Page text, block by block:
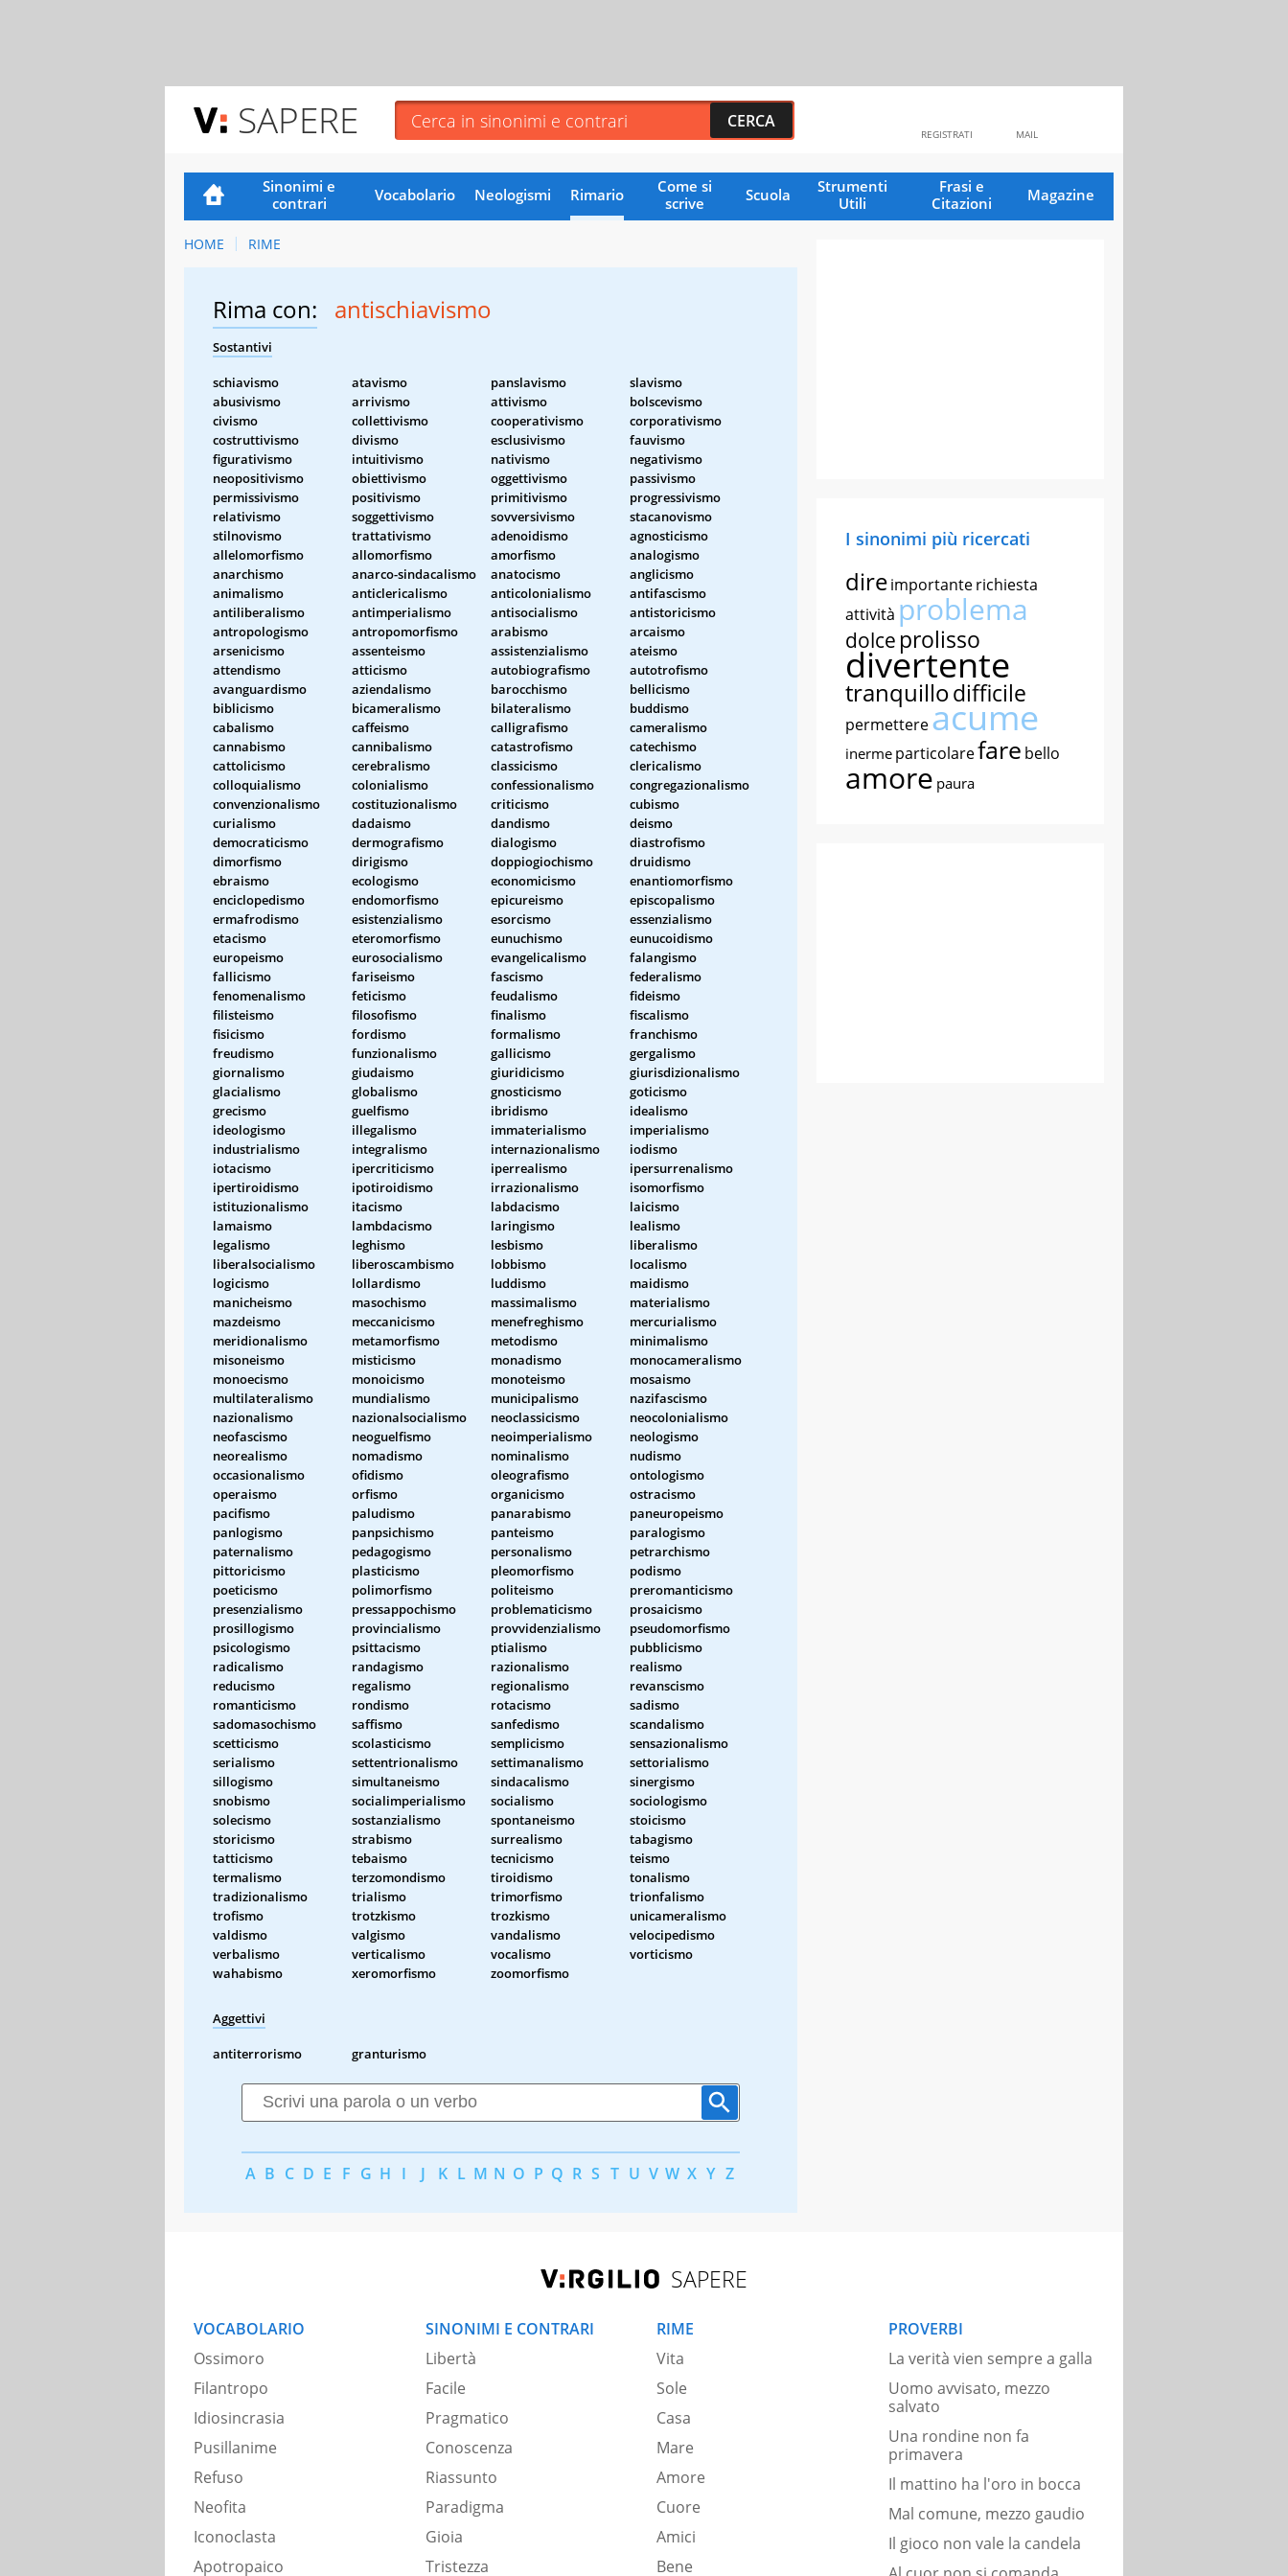
SAPERE MAIL
REGISTRATI
Sinonimi e
contrari
Vocabolario Neologismi Rimario
Come si
scrive
Scuola
Strumenti
Utili
Frasi e
Citazioni
Magazine
HOME RIME
Rima con: antischiavismo
Sostantivi
schiavismo atavismo panslavismo
slavismo
abusivismo
arrivismo attivismo
bolscevismo
civismo
collettivismo cooperativismo
corporativismo
costruttivismo
divismo esclusivismo
fauvismo
figurativismo
intuitivismo nativismo
negativismo
neopositivismo
obiettivismo oggettivismo
passivismo
permissivismo
positivismo primitivismo
progressivismo
relativismo
soggettivismo sovversivismo
stacanovismo
stilnovismo
trattativismo adenoidismo
agnosticismo
allelomorfismo
allomorfismo amorfismo
analogismo
anarchismo
anarco-sindacalismo anatocismo
anglicismo
animalismo
anticlericalismo anticolonialismo
antifascismo
antiliberalismo
antimperialismo antisocialismo
antistoricismo
antropologismo
antropomorfismo arabismo
arcaismo
arsenicismo
assenteismo assistenzialismo
ateismo
attendismo
atticismo autobiografismo
autotrofismo
avanguardismo
aziendalismo barocchismo
bellicismo
biblicismo
bicameralismo bilateralismo
buddismo
cabalismo
caffeismo calligrafismo
cameralismo
cannabismo
cannibalismo catastrofismo
catechismo
cattolicismo
cerebralismo classicismo
clericalismo
colloquialismo
colonialismo confessionalismo
congregazionalismo
convenzionalismo
costituzionalismo criticismo
cubismo
curialismo
dadaismo dandismo
deismo
democraticismo
dermografismo dialogismo
diastrofismo
dimorfismo
dirigismo doppiogiochismo
druidismo
ebraismo
ecologismo economicismo
enantiomorfismo
enciclopedismo
endomorfismo epicureismo
episcopalismo
ermafrodismo
esistenzialismo esorcismo
essenzialismo
etacismo
eteromorfismo eunuchismo
eunucoidismo
europeismo
eurosocialismo evangelicalismo
falangismo
fallicismo
fariseismo fascismo
federalismo
fenomenalismo
feticismo feudalismo
fideismo
filisteismo
filosofismo finalismo
fiscalismo
fisicismo
fordismo formalismo
franchismo
freudismo
funzionalismo gallicismo
gergalismo
giornalismo
giudaismo giuridicismo
giurisdizionalismo
glacialismo
globalismo gnosticismo
goticismo
grecismo
guelfismo ibridismo
idealismo
ideologismo
illegalismo immaterialismo
imperialismo
industrialismo
integralismo internazionalismo
iodismo
iotacismo
ipercriticismo iperrealismo
ipersurrenalismo
ipertiroidismo
ipotiroidismo irrazionalismo
isomorfismo
istituzionalismo
itacismo labdacismo
laicismo
lamaismo
lambdacismo laringismo
lealismo
legalismo
leghismo lesbismo
liberalismo
liberalsocialismo
liberoscambismo lobbismo
localismo
logicismo
lollardismo luddismo
maidismo
manicheismo
masochismo massimalismo
materialismo
mazdeismo
meccanicismo menefreghismo
mercurialismo
meridionalismo
metamorfismo metodismo
minimalismo
misoneismo
misticismo monadismo
monocameralismo
monoecismo
monoicismo monoteismo
mosaismo
multilateralismo
mundialismo municipalismo
nazifascismo
nazionalismo
nazionalsocialismo neoclassicismo
neocolonialismo
neofascismo
neoguelfismo neoimperialismo
neologismo
neorealismo
nomadismo nominalismo
nudismo
occasionalismo
ofidismo oleografismo
ontologismo
operaismo
orfismo organicismo
ostracismo
pacifismo
paludismo panarabismo
paneuropeismo
panlogismo
panpsichismo panteismo
paralogismo
paternalismo
pedagogismo personalismo
petrarchismo
pittoricismo
plasticismo pleomorfismo
podismo
poeticismo
polimorfismo politeismo
preromanticismo
presenzialismo
pressappochismo problematicismo
prosaicismo
prosillogismo
provincialismo provvidenzialismo
pseudomorfismo
psicologismo
psittacismo ptialismo
pubblicismo
radicalismo
randagismo razionalismo
realismo
reducismo
regalismo regionalismo
revanscismo
romanticismo
rondismo rotacismo
sadismo
sadomasochismo
saffismo sanfedismo
scandalismo
scetticismo
scolasticismo semplicismo
sensazionalismo
serialismo
settentrionalismo settimanalismo
settorialismo
sillogismo
simultaneismo sindacalismo
sinergismo
snobismo
socialimperialismo socialismo
sociologismo
solecismo
sostanzialismo spontaneismo
stoicismo
storicismo
strabismo surrealismo
tabagismo
tatticismo
tebaismo tecnicismo
teismo
termalismo
terzomondismo tiroidismo
tonalismo
tradizionalismo
trialismo trimorfismo
trionfalismo
trofismo
trotzkismo trozkismo
unicameralismo
valdismo
valgismo vandalismo
velocipedismo
verbalismo
verticalismo vocalismo
vorticismo
wahabismo
xeromorfismo zoomorfismo
Aggettivi
antiterrorismo granturismo
A B C D E F G H I J K L M N O P Q R S T U V W X Y Z
I sinonimi più ricercati
direimportanterichiesta
attività problema
dolce prolisso
divertente
tranquillodifficile
permettereacume
inerme particolarefare bello
amore paura
SAPERE
VOCABOLARIO
Ossimoro
Filantropo
Idiosincrasia
Pusillanime
Refuso
Neofita
Iconoclasta
Apotropaico
SINONIMI E CONTRARI
Libertà
Facile
Pragmatico
Conoscenza
Riassunto
Paradigma
Gioia
Tristezza
RIME
Vita
Sole
Casa
Mare
Amore
Cuore
Amici
Bene
PROVERBI
La verità vien sempre a galla
Uomo avvisato, mezzo
salvato
Una rondine non fa
primavera
Il mattino ha l'oro in bocca
Mal comune, mezzo gaudio
Il gioco non vale la candela